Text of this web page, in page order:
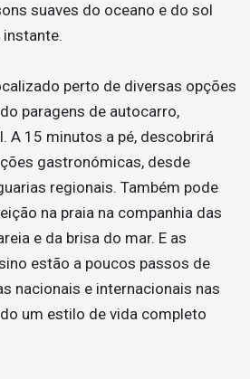
suaves do oceano e do sol
perto de diversas opções
paragens de autocarro,
A 15 minutos a pé, descobrirá
gastronómicas, desde
regionais. Também pode
na praia na companhia das
e da brisa do mar. E as
estão a poucos passos de
nacionais e internacionais nas
um estilo de vida completo